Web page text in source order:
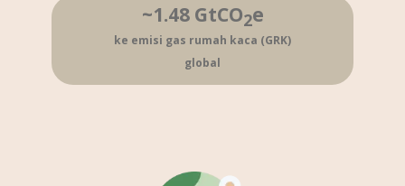
~1.48 GtCO2e
ke emisi gas rumah kaca (GRK)
global